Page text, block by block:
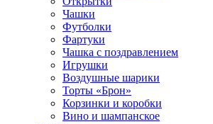
Чашки
Футболки
Фартуки
Чашка с поздравлением
Игрушки
Воздушные шарики
Торты «Брон»
Корзинки и коробки
Вино и шампанское